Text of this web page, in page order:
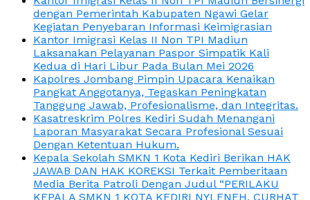
dengan Pemerintah Kabupaten Ngawi Gelar
Kegiatan Penyebaran Informasi Keimigrasian
Kantor Imigrasi Kelas II Non TPI Madiun
Laksanakan Pelayanan Paspor Simpatik Kali
Kedua di Hari Libur Pada Bulan Mei 2026
Kapolres Jombang Pimpin Upacara Kenaikan
Pangkat Anggotanya, Tegaskan Peningkatan
Tanggung Jawab, Profesionalisme, dan Integritas.
Kasatreskrim Polres Kediri Sudah Menangani
Laporan Masyarakat Secara Profesional Sesuai
Dengan Ketentuan Hukum.
Kepala Sekolah SMKN 1 Kota Kediri Berikan HAK
JAWAB DAN HAK KOREKSI Terkait Pemberitaan
Media Berita Patroli Dengan Judul “PERILAKU
KEPALA SMKN 1 KOTA KEDIRI NYLENEH, CURHAT